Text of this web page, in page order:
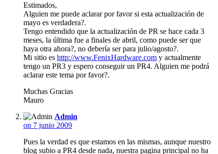
Estimados,
Alguien me puede aclarar por favor si esta actualización de
mayo es verdadera?.
Tengo entendido que la actualización de PR se hace cada 3
meses, la última fue a finales de abril, como puede ser que
haya otra ahora?, no debería ser para julio/agosto?.
Mi sitio es http://www.FenixHardware.com y actualmente
tengo un PR3 y espero conseguir un PR4. Alguien me podrá
aclarar este tema por favor?.
Muchas Gracias
Mauro
Admin
on 7 junio 2009
Pues la verdad es que estamos en las mismas, aunque nuestro
blog subio a PR4 desde nada, nuestra pagina principal no ha